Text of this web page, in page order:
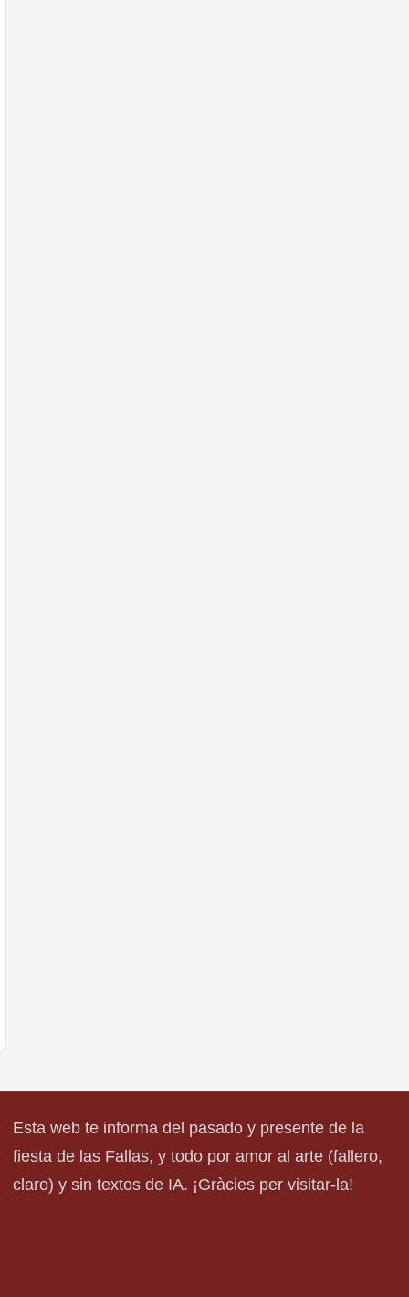
Esta web te informa del pasado y presente de la
fiesta de las Fallas, y todo por amor al arte (fallero,
claro) y sin textos de IA. ¡Gràcies per visitar-la!